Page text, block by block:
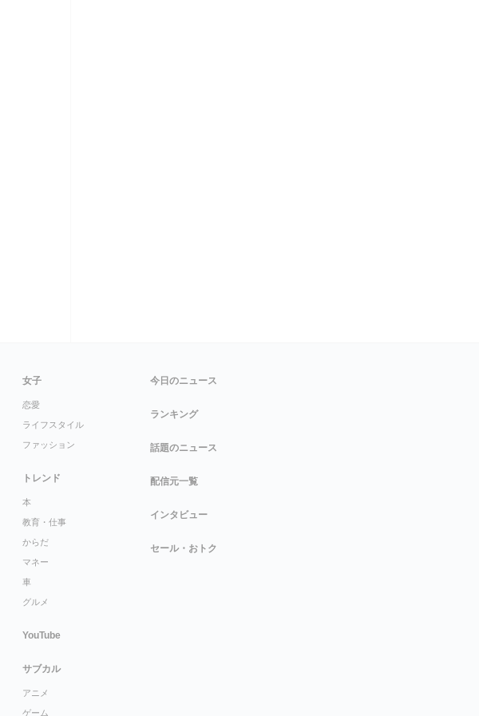
女子
恋愛
ライフスタイル
ファッション
トレンド
本
教育・仕事
からだ
マネー
車
グルメ
YouTube
サブカル
アニメ
ゲーム
今日のニュース
ランキング
話題のニュース
配信元一覧
インタビュー
セール・おトク